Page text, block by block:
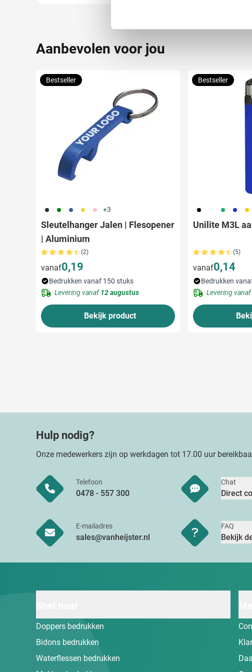
toestemming op elk moment
websiteverkeer te analyseren. Ook
media, adverteren en analyse.
Aanbevolen voor jou
001 004 005 006 017 +3
Sleutelhanger Jalen | Flesopener
| Aluminium
(2)
vanaf0,19
Bestseller
Bedrukken vanaf 150 stuks
Levering vanaf12 augustus
Bekijk product
001 002 004 005 006
Unilite M3L
(5)
vanaf0,14
Bestseller
Bedrukken
Levering vanaf
Hulp nodig?
Onze medewerkers zijn op werkdagen tot 17.00 uur
Telefoon
0478 - 557 300
Chat
Direct
E-mailadres
sales@vanheijster.nl
FAQ
Bekijk
Doppers bedrukken
Bidons bedrukken
Waterflessen bedrukken